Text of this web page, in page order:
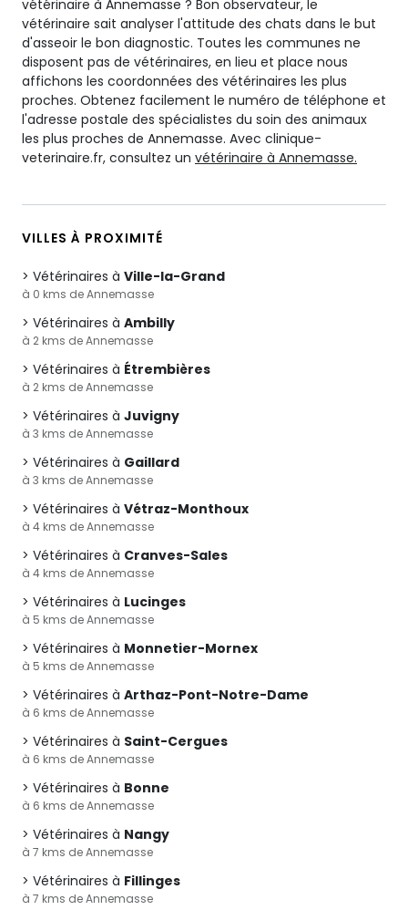
vétérinaire à Annemasse ? Bon observateur, le
vétérinaire sait analyser l'attitude des chats dans le but
d'asseoir le bon diagnostic. Toutes les communes ne
disposent pas de vétérinaires, en lieu et place nous
affichons les coordonnées des vétérinaires les plus
proches. Obtenez facilement le numéro de téléphone et
l'adresse postale des spécialistes du soin des animaux
les plus proches de Annemasse. Avec clinique-
veterinaire.fr, consultez un vétérinaire à Annemasse.
VILLES À PROXIMITÉ
Vétérinaires à Ville-la-Grand
à 0 kms de Annemasse
Vétérinaires à Ambilly
à 2 kms de Annemasse
Vétérinaires à Étrembières
à 2 kms de Annemasse
Vétérinaires à Juvigny
à 3 kms de Annemasse
Vétérinaires à Gaillard
à 3 kms de Annemasse
Vétérinaires à Vétraz-Monthoux
à 4 kms de Annemasse
Vétérinaires à Cranves-Sales
à 4 kms de Annemasse
Vétérinaires à Lucinges
à 5 kms de Annemasse
Vétérinaires à Monnetier-Mornex
à 5 kms de Annemasse
Vétérinaires à Arthaz-Pont-Notre-Dame
à 6 kms de Annemasse
Vétérinaires à Saint-Cergues
à 6 kms de Annemasse
Vétérinaires à Bonne
à 6 kms de Annemasse
Vétérinaires à Nangy
à 7 kms de Annemasse
Vétérinaires à Fillinges
à 7 kms de Annemasse